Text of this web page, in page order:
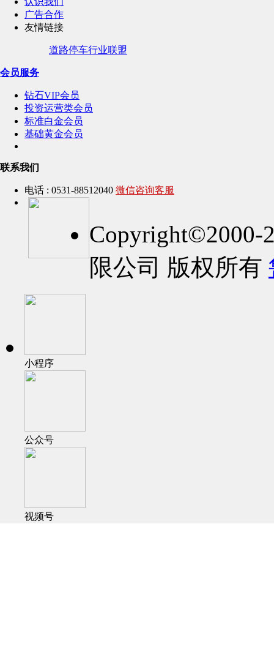
广告合作
友情链接
道路停车行业联盟
会员服务
钻石VIP会员
投资运营类会员
标准白金会员
基础黄金会员
联系我们
电话 : 0531-88512040 微信咨询客服
Copyright©2000-
限公司 版权所有
小程序
公众号
视频号